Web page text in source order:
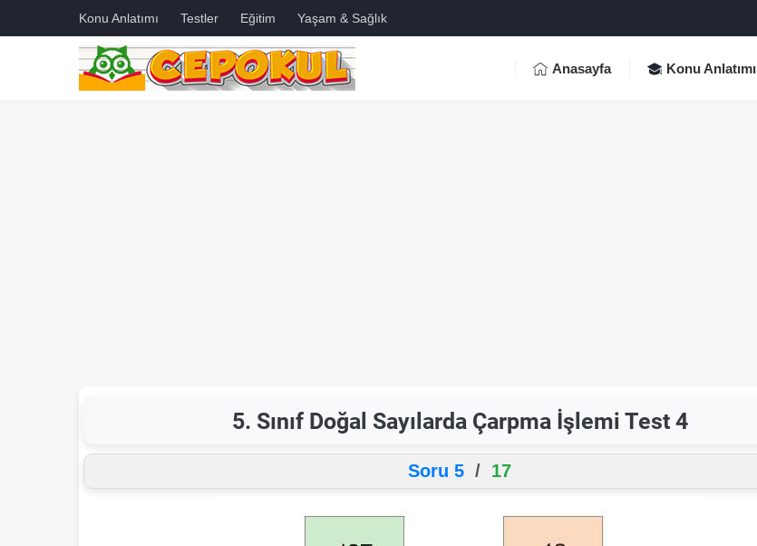
Konu Anlatımı Testler Eğitim Yaşam & Sağlık
Anasayfa Konu Anlatımı
5. Sınıf Doğal Sayılarda Çarpma İşlemi Test 4
Soru 5 / 17